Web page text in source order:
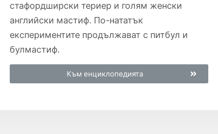
стафордширски териер и голям женски
английски мастиф. По-нататък
експериментите продължават с питбул и
булмастиф.
Към енциклопедията